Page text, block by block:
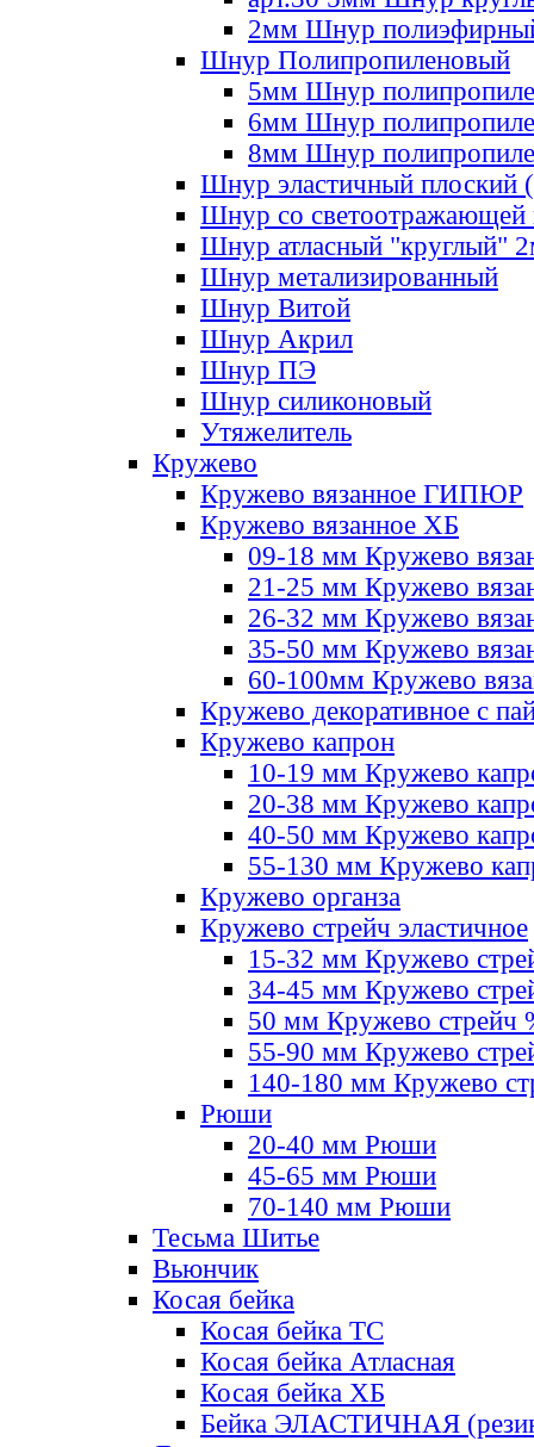
2мм Шнур
Шнур Полипропиленовый
5мм Шнур
6мм Шнур
8мм Шнур
Шнур эластичный плоский
Шнур со светоотражающей
Шнур атласный "круглый"
Шнур метализированный
Шнур Витой
Шнур Акрил
Шнур ПЭ
Шнур силиконовый
Утяжелитель
Кружево
Кружево вязанное ГИПЮР
Кружево вязанное ХБ
09-18 мм Кружево
21-25 мм Кружево
26-32 мм Кружево
35-50 мм Кружево
60-100мм Кружево
Кружево декоративное с
Кружево капрон
10-19 мм Кружево
20-38 мм Кружево
40-50 мм Кружево
55-130 мм Кружево
Кружево органза
Кружево стрейч эластичное
15-32 мм Кружево
34-45 мм Кружево
50 мм Кружево стрейч
55-90 мм Кружево
140-180 мм Кружево
Рюши
20-40 мм Рюши
45-65 мм Рюши
70-140 мм Рюши
Тесьма Шитье
Вьюнчик
Косая бейка
Косая бейка ТС
Косая бейка Атласная
Косая бейка ХБ
Бейка ЭЛАСТИЧНАЯ